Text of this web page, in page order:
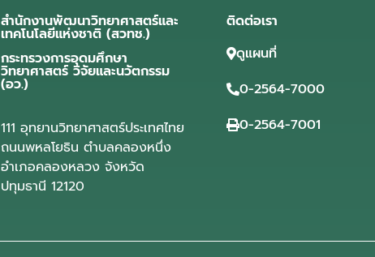
สำนักงานพัฒนาวิทยาศาสตร์และ
เทคโนโลยีแห่งชาติ (สวทช.)
กระทรวงการอุดมศึกษา
วิทยาศาสตร์ วิจัยและนวัตกรรม
(อว.)
111 อุทยานวิทยาศาสตร์ประเทศไทย
ถนนพหลโยธิน ตำบลคลองหนึ่ง
อำเภอคลองหลวง จังหวัด
ปทุมธานี 12120
ติดต่อเรา
ดูแผนที่
0-2564-7000
0-2564-7001